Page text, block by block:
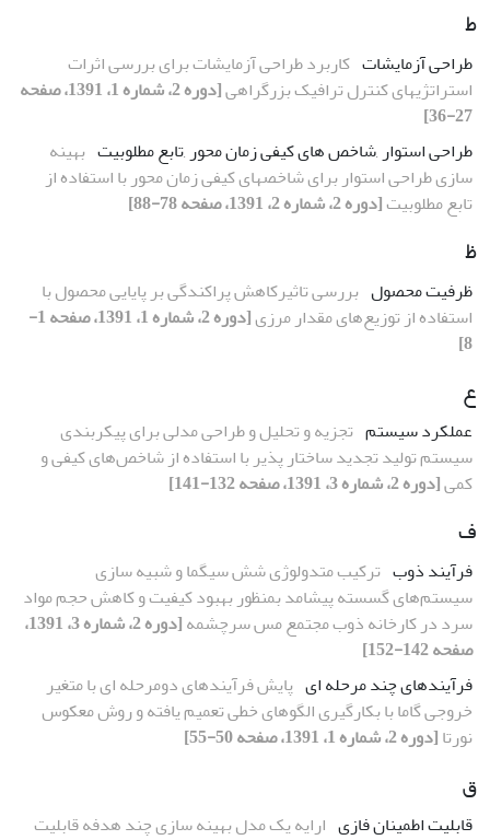
ط
طراحی آزمایشات کاربرد طراحی آزمایشات برای بررسی اثرات
استرات‍ژیهای کنترل ترافیک بزرگراهی
[دوره 2، شماره 1، 1391، صفحه
27-36]
طراحی استوار ,شاخص های کیفی زمان محور ,تابع مطلوبیت بهینه
سازی طراحی استوار برای شاخصهای کیفی زمان محور با استفاده از
تابع مطلوبیت[دوره 2، شماره 2، 1391، صفحه 78-88]
ظ
ظرفیت محصول بررسی تاثیرکاهش پراکندگی بر پایایی محصول با
استفاده از توزیع‌‌‏های مقدار مرزی
[دوره 2، شماره 1، 1391، صفحه 1-
8]
ع
عملکرد سیستم تجزیه و تحلیل و طراحی مدلی برای پیکربندی
سیستم تولید تجدید ساختار پذیر با استفاده از شاخص‌های کیفی و
کمی[دوره 2، شماره 3، 1391، صفحه 132-141]
ف
فرآیند ذوب ترکیب متدولوژی شش سیگما و شبیه سازی
سیستم‌های گسسته پیشامد بمنظور بهبود کیفیت و کاهش حجم مواد
سرد در کارخانه ذوب مجتمع مس سرچشمه
[دوره 2، شماره 3، 1391،
صفحه 142-152]
فرآیندهای چند مرحله ای پایش فرآیندهای دومرحله ای با متغیر
خروجی گاما‏ با بکارگیری الگوهای خطی تعمیم یافته و روش معکوس
نورتا[دوره 2، شماره 1، 1391، صفحه 50-55]
ق
قابلیت اطمینان فازی ارایه یک مدل بهینه سازی چند هدفه قابلیت